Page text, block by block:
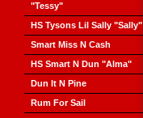
"Tessy"
HS Tysons Lil Sally "Sally"
Smart Miss N Cash
HS Smart N Dun "Alma"
Dun It N Pine
Rum For Sail